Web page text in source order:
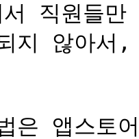
서 직원들
지 않아서
은 앱스